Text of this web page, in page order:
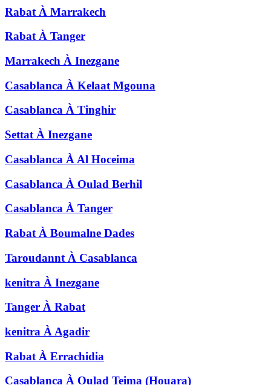
Rabat À Marrakech
Rabat À Tanger
Marrakech À Inezgane
Casablanca À Kelaat Mgouna
Casablanca À Tinghir
Settat À Inezgane
Casablanca À Al Hoceima
Casablanca À Oulad Berhil
Casablanca À Tanger
Rabat À Boumalne Dades
Taroudannt À Casablanca
kenitra À Inezgane
Tanger À Rabat
kenitra À Agadir
Rabat À Errachidia
Casablanca À Oulad Teima (Houara)